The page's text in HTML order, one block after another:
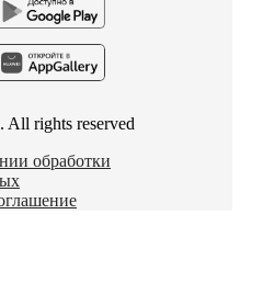
. All rights reserved
обработки